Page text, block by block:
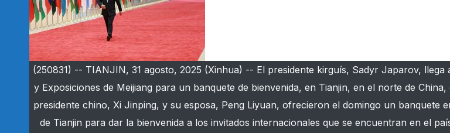
(250831) -- TIANJIN, 31 agosto, 2025 (Xinhua) -- El presidente kirguís, Sadyr Japarov, llega
y Exposiciones de Meijiang para un banquete de bienvenida, en Tianjin, en el norte de China,
presidente chino, Xi Jinping, y su esposa, Peng Liyuan, ofrecieron el domingo un banquete
de Tianjin para dar la bienvenida a los invitados internacionales que se encuentran en el